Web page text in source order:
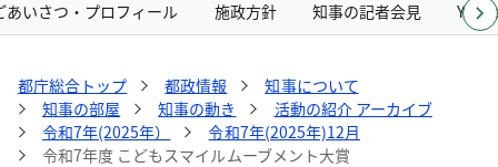
あいさつ・プロフィール 施政方針 知事の記者会見
都庁総合トップ 都政情報
知事について
知事の部屋
知事の動き
活動の紹介 アーカイブ
令和7年(2025年）
令和7年(2025年)12月
令和7年度 こどもスマイルムーブメント大賞